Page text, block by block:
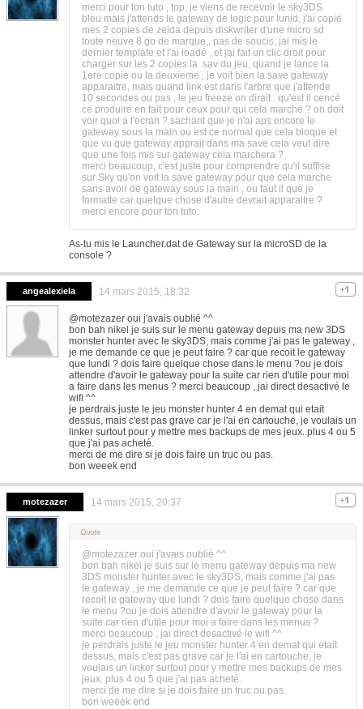
merci pour ton tuto , top, je viens de recevoir le sky3DS
bleu mais j'attends le gateway de logic pour lunid, j'ai copié
mes 2 copies de zelda depuis diskwriter d'une micro sd
toute neuve 8 go de marque,, pas de soucis, jai mis le
dernier template et l'ai loadé , et jai fait un clic droit pour
charger sur les 2 copies la .sav du jeu, quand je lance la
1ere copie ou la deuxieme , je voit bien la save gateway
apparaitre, mais quand link est dans l'arbre que j'attende
10 secondes ou pas , le jeu freeze on dirait.. qu'est il cencé
ce produire en fait pour ceux pour qui cela marche ? on doit
voir quoi a l'ecran ? sachant que je n'ai aps encore le
gateway sous la main.ou est ce normal que cela bloque et
que vu que gateway apprait dans ma save cela veut dire
que une fois mis sur gateway cela marchera ?
merci beaucoup, c'est juste pour comprendre qu'il suffise
sur Sky qu'on voit la save gateway pour que cela marche
sans avoir de gateway sous la main , ou faut il que je
formatte car quelque chose d'autre devrait apparaitre ?
merci encore pour ton tuto.
As-tu mis le Launcher.dat de Gateway sur la microSD de la
console ?
angealexiela 14 mars 2015, 18:32
@motezazer oui j'avais oublié ^^
bon bah nikel je suis sur le menu gateway depuis ma new 3DS
monster hunter avec le sky3DS, mais comme j'ai pas le gateway ,
je me demande ce que je peut faire ? car que recoit le gateway
que lundi ? dois faire quelque chose dans le menu ?ou je dois
attendre d'avoir le gateway pour la suite car rien d'utile pour moi
a faire dans les menus ? merci beaucoup , jai direct desactivé le
wifi ^^
je perdrais juste le jeu monster hunter 4 en demat qui etait
dessus, mais c'est pas grave car je l'ai en cartouche, je voulais un
linker surtout pour y mettre mes backups de mes jeux. plus 4 ou 5
que j'ai pas acheté.
merci de me dire si je dois faire un truc ou pas.
bon weeek end
motezazer 14 mars 2015, 20:37
@motezazer oui j'avais oublié ^^
bon bah nikel je suis sur le menu gateway depuis ma new
3DS monster hunter avec le sky3DS, mais comme j'ai pas
le gateway , je me demande ce que je peut faire ? car que
recoit le gateway que lundi ? dois faire quelque chose dans
le menu ?ou je dois attendre d'avoir le gateway pour la
suite car rien d'utile pour moi a faire dans les menus ?
merci beaucoup , jai direct desactivé le wifi ^^
je perdrais juste le jeu monster hunter 4 en demat qui etait
dessus, mais c'est pas grave car je l'ai en cartouche, je
voulais un linker surtout pour y mettre mes backups de mes
jeux. plus 4 ou 5 que j'ai pas acheté.
merci de me dire si je dois faire un truc ou pas.
bon weeek end